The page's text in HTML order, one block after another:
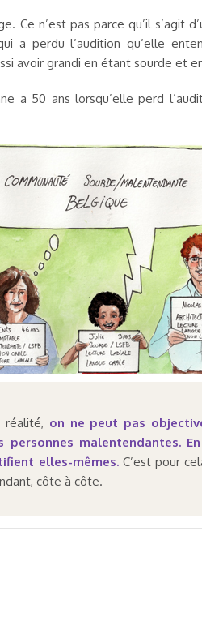
Ce n’est pas parce qu’il s’agit
a perdu l’audition qu’elle
avoir grandi en étant sourde et
a 50 ans lorsqu’elle perd
réalité, on ne peut pas
personnes malentendantes.
elles-mêmes.C’est pour
côte à côte.